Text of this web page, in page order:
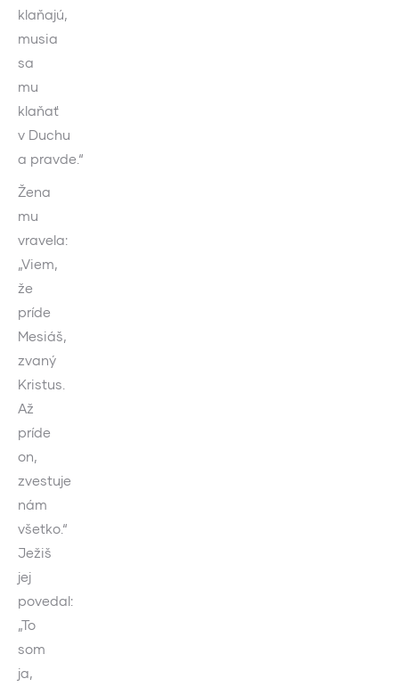
klaňajú,
musia
sa
mu
klaňať
v Duchu
a pravde.“
Žena
mu
vravela:
„Viem,
že
príde
Mesiáš,
zvaný
Kristus.
Až
príde
on,
zvestuje
nám
všetko.“
Ježiš
jej
povedal:
„To
som
ja,